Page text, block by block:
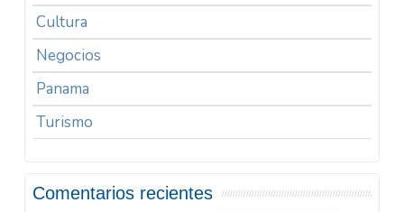
Cultura
Negocios
Panama
Turismo
Comentarios recientes